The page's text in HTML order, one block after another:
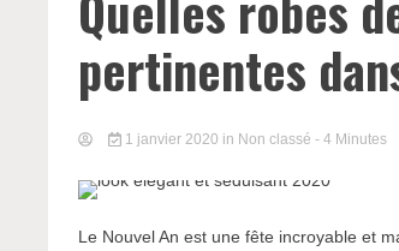
pertinentes
1 janvier 2020 in Non classé - 4 Minutes
Le Nouvel An est une fête incroyable et